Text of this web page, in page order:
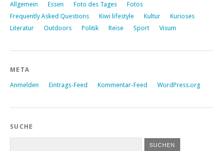
Allgemein Essen Foto des Tages
Fotos
Frequently Asked Questions
Kiwi lifestyle Kultur
Kurioses
Literatur
Outdoors Politik Reise Sport Visum
META
Anmelden Eintrags-Feed Kommentar-Feed WordPress.org
SUCHE